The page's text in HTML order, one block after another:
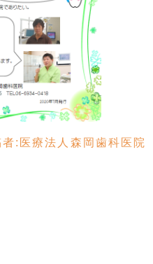
: 医療法人森岡歯科医院